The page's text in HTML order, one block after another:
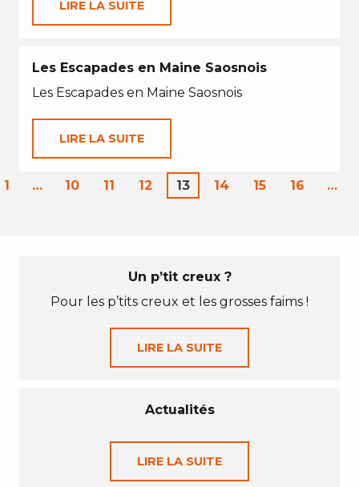
LIRE LA SUITE
Les Escapades en Maine Saosnois
Les Escapades en Maine Saosnois
LIRE LA SUITE
1 … 10 11 12 13 14 15 16 …
Un p’tit creux ?
Pour les p’tits creux et les grosses faims !
LIRE LA SUITE
Actualités
LIRE LA SUITE